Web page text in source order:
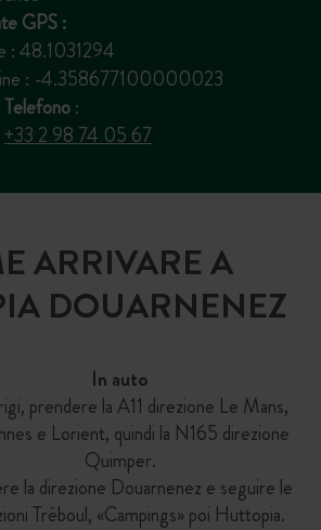
GPS :
: 48.1031294
: -4.358677100000023
Telefono:
+33 2 98 74 05 67
ARRIVARE A
DOUARNENEZ
In auto
prendere la A11 direzione Le Mans,
e Lorient, quindi la N165 direzione
Quimper.
la direzione Douarnenez e seguire le
Tréboul, «Campings» poi Huttopia.